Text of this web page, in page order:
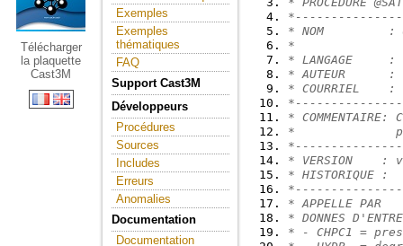
Télécharger
la plaquette
Cast3M
Exemples
Exemples
thématiques
FAQ
Support Cast3M
Développeurs
Procédures
Sources
Includes
Erreurs
Anomalies
Documentation
Documentation
* NOM
*
* LANGAGE
* AUTEUR
* COURRIEL
*
*
* VERSION
*
* APPELLE
* DONNES
* - CHPC1